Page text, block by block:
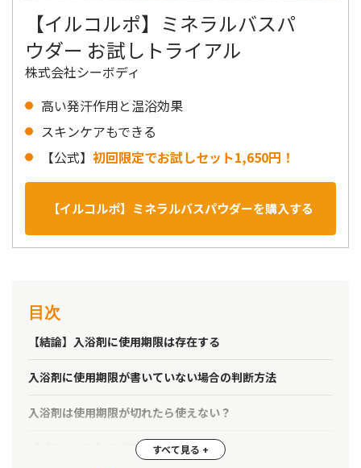
【イルコルポ】ミネラルバスパ
ウダー お試しトライアル
株式会社シーボディ
高い発汗作用と温浴効果
スキンケアもできる
【公式】 初回限定でお試しセット1,650円！
【イルコルポ】ミネラルバスパウダーを購入する
目次
【結論】入浴剤に使用期限は存在する
入浴剤に使用期限が書いていない場合の判断方法
入浴剤は使用期限が切れたら使えない？
【ブランド別】入浴剤の使用期限一覧